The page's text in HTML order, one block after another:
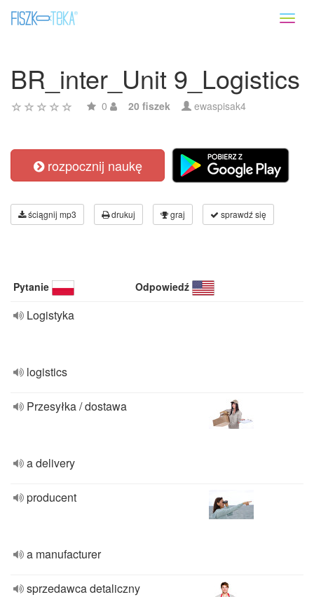
BR_inter_Unit 9_Logistics
0 20 fiszek ewaspisak4
rozpocznij naukę
ściągnij mp3 drukuj graj sprawdź się
Pytanie Odpowiedź
Logistyka
logistics
Przesyłka / dostawa
a delivery
producent
a manufacturer
sprzedawca detaliczny